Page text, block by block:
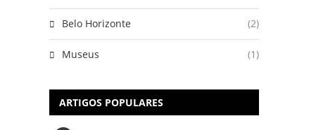
Belo Horizonte (2)
Museus (1)
ARTIGOS POPULARES